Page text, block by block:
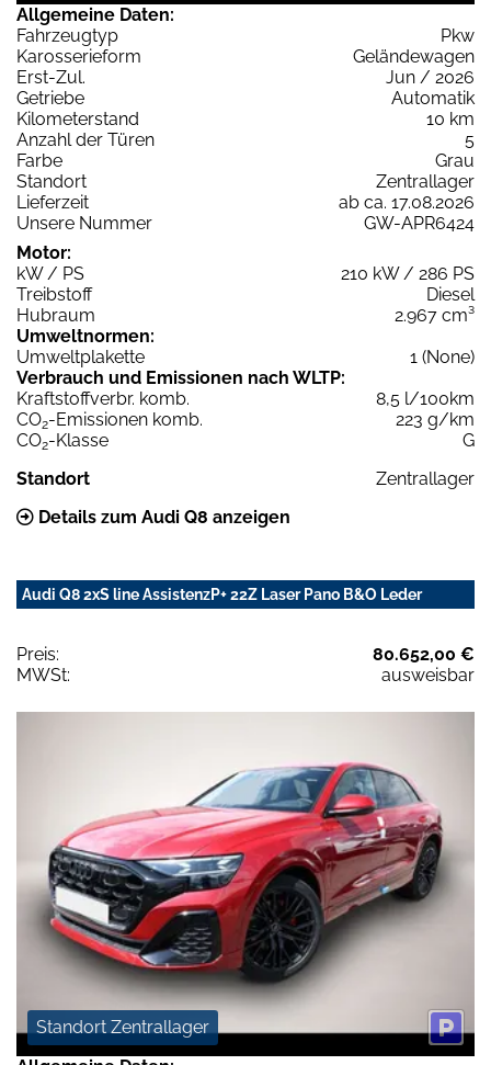
Allgemeine Daten:
Fahrzeugtyp
Pkw
Karosserieform
Geländewagen
Erst-Zul.
Jun / 2026
Getriebe
Automatik
Kilometerstand
10 km
Anzahl der Türen
5
Farbe
Grau
Standort
Zentrallager
Lieferzeit
ab ca. 17.08.2026
Unsere Nummer
GW-APR6424
Motor:
kW / PS
210 kW / 286 PS
Treibstoff
Diesel
Hubraum
2.967 cm³
Umweltnormen:
Umweltplakette
1 (None)
Verbrauch und Emissionen nach WLTP:
Kraftstoffverbr. komb.
8,5 l/100km
CO2-Emissionen komb.
223 g/km
CO2-Klasse
G
Standort
Zentrallager
Details zum Audi Q8 anzeigen
Audi Q8 2xS line AssistenzP+ 22Z Laser Pano B&O Leder
Preis:
80.652,00 €
MWSt:
ausweisbar
Standort Zentrallager